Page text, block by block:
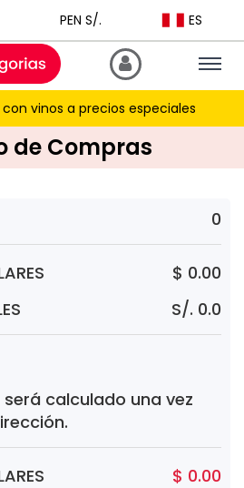
in Lima, Peru selling imported
listed on this site are IN STOCK
prices in both USD and PEN
available Monday to Friday within
asked for product suggestions,
Mastercard, American Express,
PEN S/. ES
vinos a precios especiales
de Compras
0
$ 0.00
S/. 0.0
calculado una vez
$ 0.00